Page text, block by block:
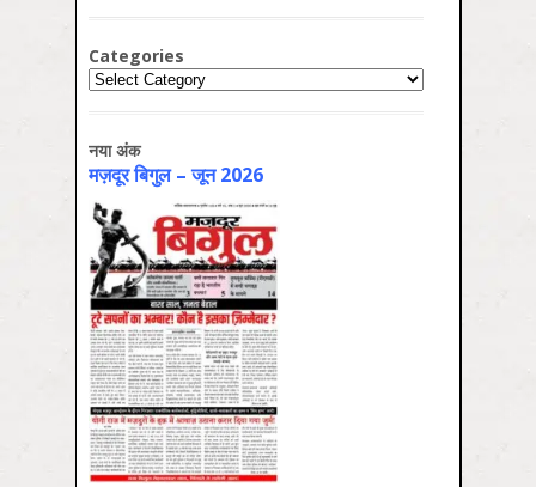
Categories
Categories
नया अंक
मज़दूर बिगुल – जून 2026